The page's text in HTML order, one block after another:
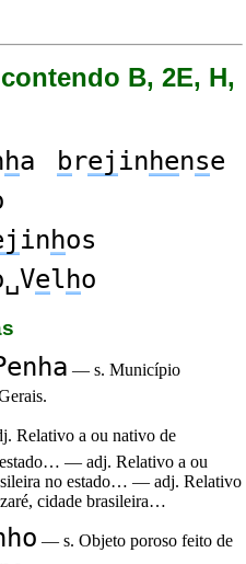
B, 2E, H,
ha brej inhense
inhos
elho
— s. Município
Relativo a ou nativo de
— adj. Relativo a ou
no estado… — adj. Relativo
cidade brasileira…
— s. Objeto poroso feito de